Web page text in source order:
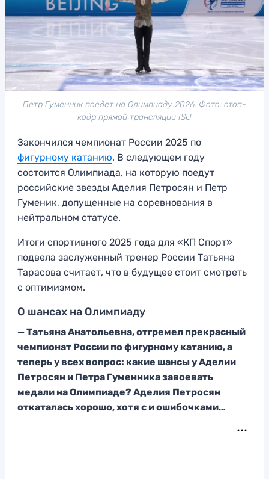
Петр Гуменник поедет на Олимпиаду 2026. Фото: стоп-
кадр прямой трансляции ISU
Закончился чемпионат России 2025 по
фигурному катанию. В следующем году
состоится Олимпиада, на которую поедут
российские звезды Аделия Петросян и Петр
Гуменик, допущенные на соревнования в
нейтральном статусе.
Итоги спортивного 2025 года для «КП Спорт»
подвела заслуженный тренер России Татьяна
Тарасова считает, что в будущее стоит смотреть
с оптимизмом.
О шансах на Олимпиаду
—Татьяна Анатольевна, отгремел прекрасный
чемпионат России по фигурному катанию, а
теперь у всех вопрос: какие шансы у Аделии
Петросян и Петра Гуменника завоевать
медали на Олимпиаде? Аделия Петросян
откаталась хорошо, хотя с и ошибочками…